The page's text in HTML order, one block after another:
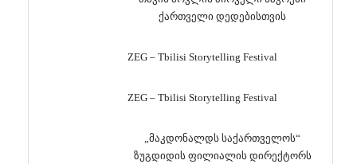
ქართველი დედებისთვის
ZEG – Tbilisi Storytelling Festival
ZEG – Tbilisi Storytelling Festival
„მაკდონალდს საქართველოს“
ზუგდიდის ფილიალის დირექტორს